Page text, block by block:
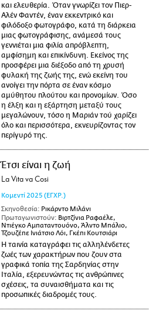
και ελευθερία. Όταν γνωρίζει τον Πιερ-
Αλέν Φαντέν, έναν εκκεντρικό και
φιλόδοξο φωτογράφο, κατά τη διάρκεια
μιας φωτογράφισης, ανάμεσά τους
γεννιέται μια φιλία απρόβλεπτη,
αμφίσημη και επικίνδυνη. Εκείνος της
προσφέρει μια διέξοδο από τη χρυσή
φυλακή της ζωής της, ενώ εκείνη του
ανοίγει την πόρτα σε έναν κόσμο
αμύθητου πλούτου και προνομίων. Όσο
η έλξη και η εξάρτηση μεταξύ τους
μεγαλώνουν, τόσο η Μαριάν τού χαρίζει
όλο και περισσότερα, εκνευρίζοντας τον
περίγυρό της.
Έτσι είναι η ζωή
La Vita va Cosi
Κομεντί 2025 (ΕΓΧΡ.)
Σκηνοθεσία: Ρικάρντο Μιλάνι
Πρωταγωνιστούν: Βιρτζίνια Ραφαέλε,
Ντιέγκο Αμπαταντουόνο, Άλντο Μπάλιο,
Τζουζέπε Ινιάτσιο Λόι, Γκέπι Κουτσιάρι
Η ταινία καταγράφει τις αλληλένδετες
ζωές των χαρακτήρων που ζουν στα
γραφικά τοπία της Σαρδηνίας στην
Ιταλία, εξερευνώντας τις ανθρώπινες
σχέσεις, τα συναισθήματα και τις
προσωπικές διαδρομές τους.